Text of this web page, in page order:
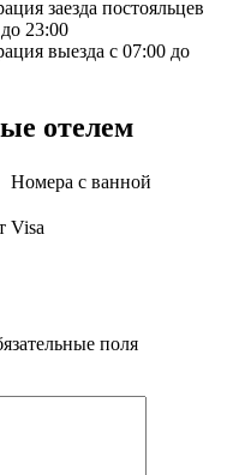
заезда постояльцев
23:00
выезда с 07:00 до
отелем
Номера с ванной
Visa
поля